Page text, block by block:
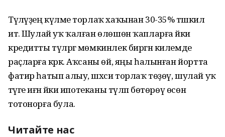
Түләүҙең күләме торлаҡ хаҡынан 30-35% тәшкил
итә. Шулай уҡ ҡалған өлөшөн ҡапларға йәки
кредитты түләргә мөмкинлек биргән килемде
раҫларға кәрәк. Аҡсаны өй, яңы һалынған йортта
фатир һатып алыу, шәхси торлаҡ төҙөү, шулай уҡ
тәүге иғәнә йәки ипотеканы түләп бөтөрөү өсөн
тотонорға була.
Читайте нас